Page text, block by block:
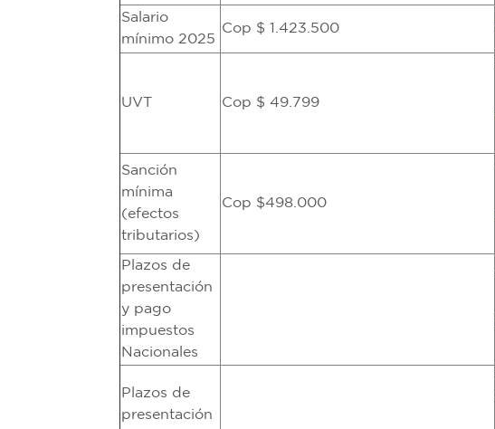
Salario
mínimo 2025
Cop $ 1.423.500
UVT Cop $ 49.799
Sanción
mínima
(efectos
tributarios)
Cop $498.000
Plazos de
presentación
y pago
impuestos
Nacionales
Plazos de
presentación